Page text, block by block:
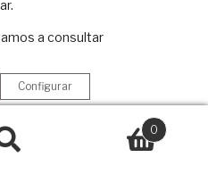
la producción
de que el auge
los
marcara el final de
en los países árabes
0
a consultar
Configurar